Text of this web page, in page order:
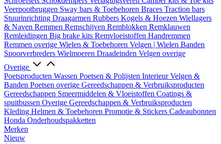
Veerpootbruggen Sway bars & Toebehoren Braces Traction bars
Stuurinrichting Draagarmen Rubbers Kogels & Hoezen Wiellagers
& Naven Remmen Remschijven Remblokken Remklauwen
Remleidingen Big brake kits Remvloeistoffen Handremmen
Remmen overige Wielen & Toebehoren Velgen | Wielen Banden
Spoorverbreders Wielmoeren Draadeinden Velgen overige
Overige
Poetsproducten Wassen Poetsen & Polijsten InterieurVelgen &
Banden Poetsen overige Gereedschappen & Verbruiksproducten
Gereedschappen Smeermiddelen & Vloeistoffen Coatings &
spuitbussen Overige Gereedschappen & Verbruiksproducten
Kleding Helmen & Toebehoren Promotie & Stickers Cadeaubonnen
Honda Onderhoudspakketten
Merken
Nieuw